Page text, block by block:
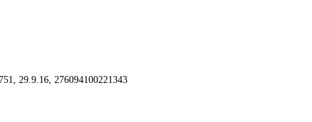
29.9.16, 276094100221343